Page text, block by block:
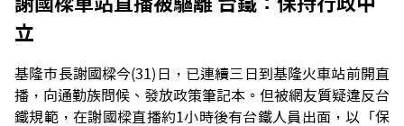
立
基隆市長謝國樑今(31)日，已連續三日到基隆火車站前開直
播，向通勤族問候、發放政策筆記本。但被網友質疑違反台
鐵規範，在謝國樑直播約1小時後有台鐵人員出面，以「保